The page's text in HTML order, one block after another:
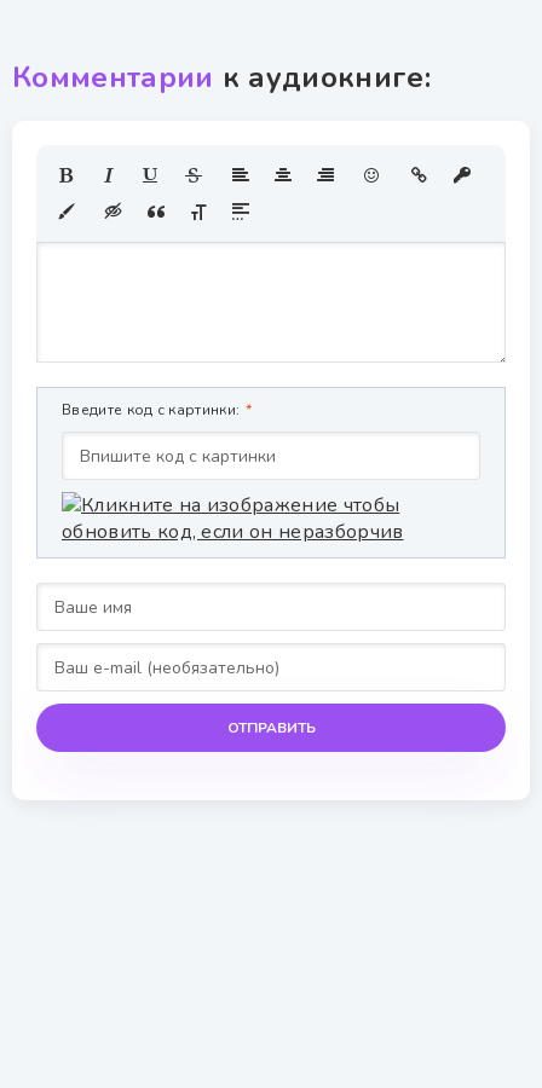
Комментарии к аудиокниге:
Введите код с картинки:
ОТПРАВИТЬ